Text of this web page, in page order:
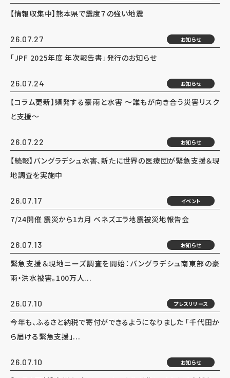
【情報収集中】熊本県で震度７の強い地震
26.07.27 お知らせ
「JPF 2025年度 年次報告書」発行のお知らせ
26.07.24 お知らせ
【コラム更新】頻発する豪雨と水害 ～誰もが向き合う災害リスク
と支援～
26.07.22 お知らせ
【続報】バングラデシュ水害、新たに世界の医療団が緊急支援＆現
地調査を実施中
26.07.17 イベント
7/24開催 震災から1カ月 ベネズエラ地震被災地報告会
26.07.13 お知らせ
緊急支援＆現地ニーズ調査を開始：バングラデシュ南東部の豪
雨・洪水被害。100万人...
26.07.10 プレスリリース
今年も、ふるさと納税で寄付ができるようになりました 「千代田か
ら届ける緊急支援」...
26.07.10 お知らせ